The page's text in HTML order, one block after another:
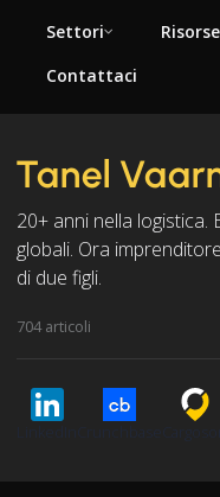
Settori Risorse
Contattaci
Tanel
20+ anni nella logistica.
globali. Ora
di due figli.
704 articoli